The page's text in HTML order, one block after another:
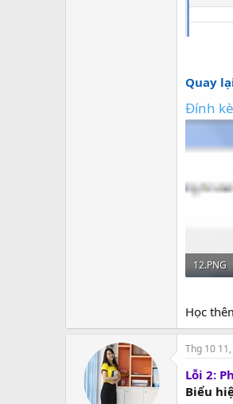
Quay
Đính
12.PNG
Học
Thg 10
Lỗi 2:
Biểu